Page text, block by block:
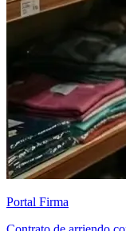
Portal Firma